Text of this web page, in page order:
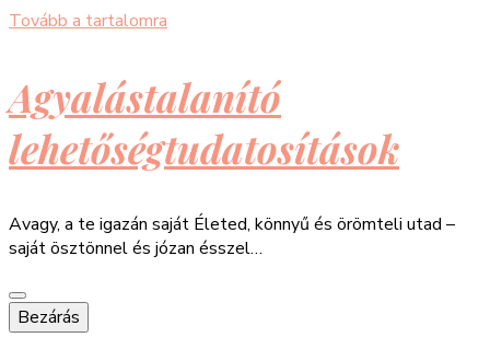
Tovább a tartalomra
Agyalástalanító
lehetőségtudatosítások
Avagy, a te igazán saját Életed, könnyű és örömteli utad –
saját ösztönnel és józan ésszel…
Bezárás